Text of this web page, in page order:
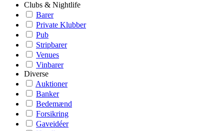
Clubs & Nightlife
Barer
Private Klubber
Pub
Stripbarer
Venues
Vinbarer
Diverse
Auktioner
Banker
Bedemænd
Forsikring
Gaveidéer